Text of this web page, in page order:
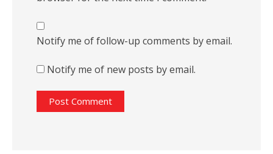
Notify me of follow-up comments by email.
Notify me of new posts by email.